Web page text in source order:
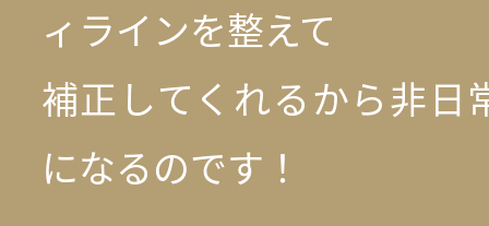
ィラインを整えて
補正してくれるから非日
になるのです！